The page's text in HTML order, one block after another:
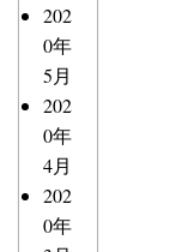
202
0年
5月
202
0年
4月
202
0年